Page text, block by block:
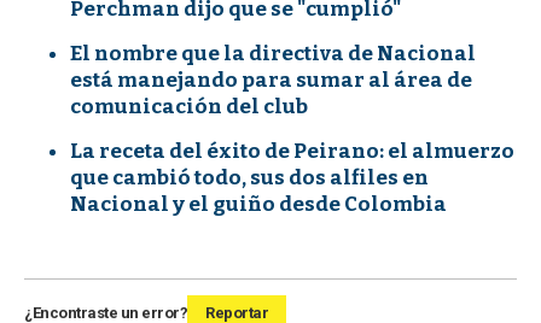
Perchman dijo que se "cumplió"
El nombre que la directiva de Nacional
está manejando para sumar al área de
comunicación del club
La receta del éxito de Peirano: el almuerzo
que cambió todo, sus dos alfiles en
Nacional y el guiño desde Colombia
¿Encontraste un error? Reportar